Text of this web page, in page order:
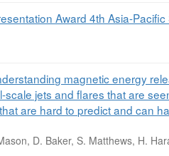
Award 4th Asia-
magnetic energy
scale jets and flares that are
are hard to predict and can
D. Baker, S. Matthews, H.